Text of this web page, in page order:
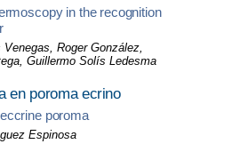
in the recognition
Roger González,
Guillermo Solís Ledesma
en poroma ecrino
poroma
Espinosa